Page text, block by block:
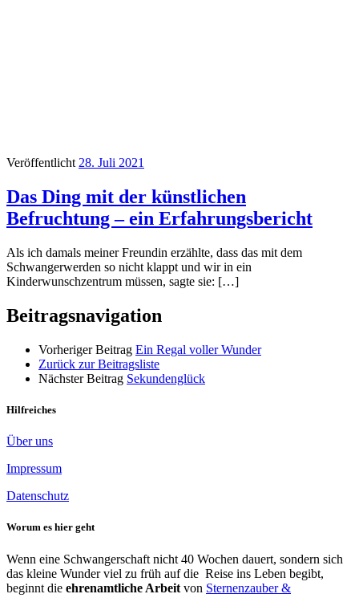
Veröffentlicht 28. Juli 2021
Das Ding mit der künstlichen
Befruchtung – ein Erfahrungsbericht
Als ich damals meiner Freundin erzählte, dass das mit dem
Schwangerwerden so nicht klappt und wir in ein
Kinderwunschzentrum müssen, sagte sie: […]
Beitragsnavigation
Vorheriger Beitrag Ein Regal voller Wunder
Zurück zur Beitragsliste
Nächster Beitrag Sekundenglück
Hilfreiches
Über uns
Impressum
Datenschutz
Worum es hier geht
Wenn eine Schwangerschaft nicht 40 Wochen dauert, sondern sich
das kleine Wunder viel zu früh auf die Reise ins Leben begibt,
beginnt die ehrenamtliche Arbeit von Sternenzauber &